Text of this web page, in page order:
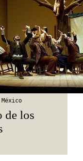
México
de los